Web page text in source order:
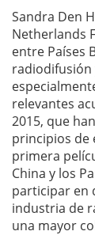
Sandra Den
Netherlands
entre Países
radiodifusión
relevantes
2015, que
principios de
primera
China y los
participar en
industria de
una mayor